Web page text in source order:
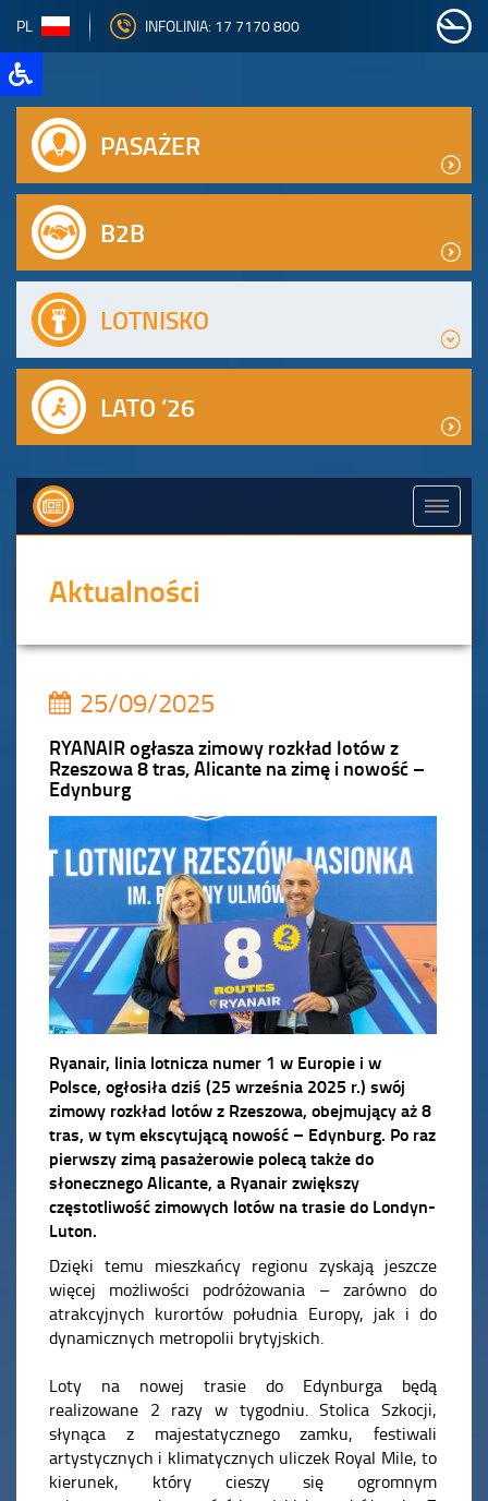
PL INFOLINIA: 17 7170 800
PASAŻER
B2B
LOTNISKO
LATO ’26
Aktualności
25/09/2025
RYANAIR ogłasza zimowy rozkład lotów z
Rzeszowa 8 tras, Alicante na zimę i nowość –
Edynburg
Ryanair, linia lotnicza numer 1 w Europie i w
Polsce, ogłosiła dziś (25 września 2025 r.) swój
zimowy rozkład lotów z Rzeszowa, obejmujący aż 8
tras, w tym ekscytującą nowość – Edynburg. Po raz
pierwszy zimą pasażerowie polecą także do
słonecznego Alicante, a Ryanair zwiększy
częstotliwość zimowych lotów na trasie do Londyn-
Luton.
Dzięki temu mieszkańcy regionu zyskają jeszcze
więcej możliwości podróżowania – zarówno do
atrakcyjnych kurortów południa Europy, jak i do
dynamicznych metropolii brytyjskich.
Loty na nowej trasie do Edynburga będą
realizowane 2 razy w tygodniu. Stolica Szkocji,
słynąca z majestatycznego zamku, festiwali
artystycznych i klimatycznych uliczek Royal Mile, to
kierunek, który cieszy się ogromnym